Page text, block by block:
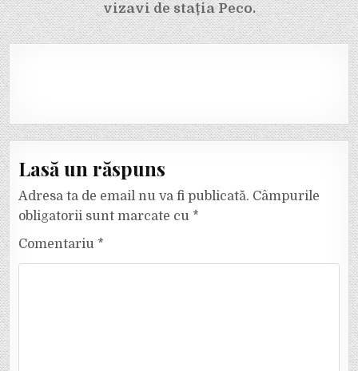
vizavi de stația Peco.
Lasă un răspuns
Adresa ta de email nu va fi publicată. Câmpurile
obligatorii sunt marcate cu *
Comentariu *